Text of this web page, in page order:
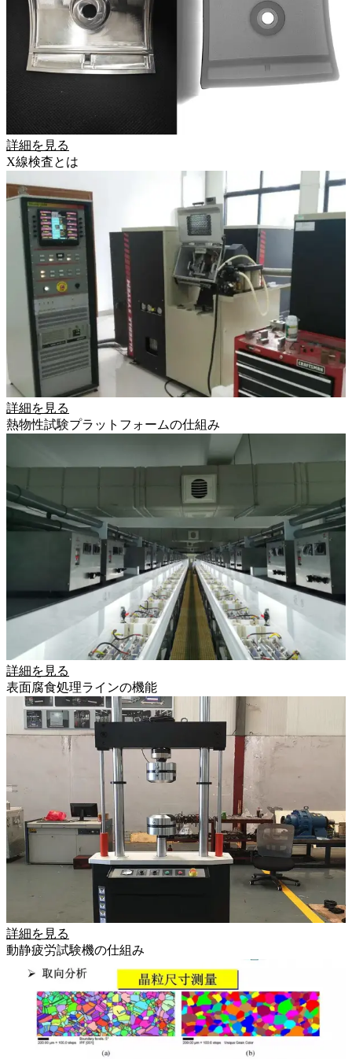
詳細を見る
X線検査とは
詳細を見る
熱物性試験プラットフォームの仕組み
詳細を見る
表面腐食処理ラインの機能
詳細を見る
動静疲労試験機の仕組み